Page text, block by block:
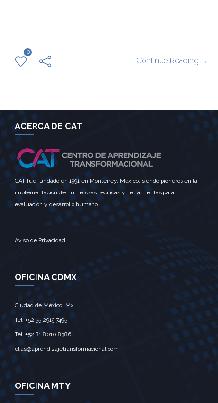
0
Continue Reading →
ACERCA DE CAT
CAT fue fundado en 1991 en Monterrey, México, siendo pioneros en la
implementación de numerosas técnicas y herramientas para
evaluación y desarrollo humano.
Aviso de Privacidad
OFICINA CDMX
Ciudad de México, Mx.‎
Tel: +52 55 2919 7495‎
Tel: +52 81 8010 8386
elias@aprendizajetransformacional.com
OFICINA MTY